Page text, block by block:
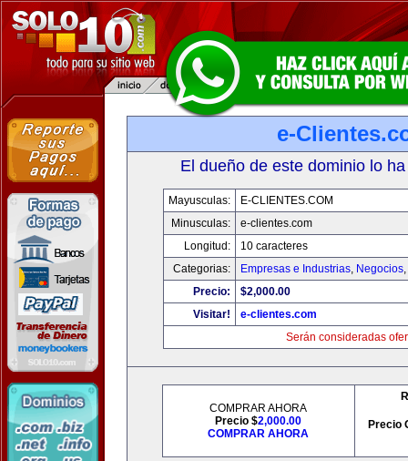
e-
El dueño de este dominio lo
Mayusculas:
E-CLIENTES.COM
Minusculas:
e-clientes.com
Longitud:
10 caracteres
Categorias:
Empresas e Industrias, Negocios,
Precio:
$2,000.00
Visitar!
e-clientes.com
Serán consideradas
COMPRAR AHORA
Precio $2,000.00
COMPRAR AHORA
Precio